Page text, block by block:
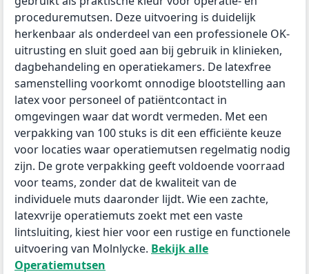
proceduremutsen. Deze uitvoering is duidelijk
herkenbaar als onderdeel van een professionele OK-
uitrusting en sluit goed aan bij gebruik in klinieken,
dagbehandeling en operatiekamers. De latexfree
samenstelling voorkomt onnodige blootstelling aan
latex voor personeel of patiëntcontact in
omgevingen waar dat wordt vermeden. Met een
verpakking van 100 stuks is dit een efficiënte keuze
voor locaties waar operatiemutsen regelmatig nodig
zijn. De grote verpakking geeft voldoende voorraad
voor teams, zonder dat de kwaliteit van de
individuele muts daaronder lijdt. Wie een zachte,
latexvrije operatiemuts zoekt met een vaste
lintsluiting, kiest hier voor een rustige en functionele
uitvoering van Molnlycke. Bekijk alle
Operatiemutsen